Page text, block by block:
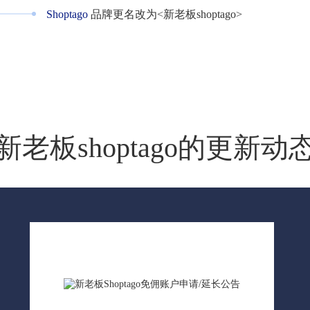
Shoptago 品牌更名改为<新老板shoptago>
老板shoptago的更新动